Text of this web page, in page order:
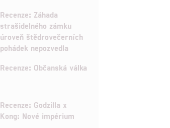
Recenze: Záhada
strašidelného zámku
úroveň štědrovečerních
pohádek nepozvedla
Recenze: Občanská válka
Recenze: Godzilla x
Kong: Nové impérium